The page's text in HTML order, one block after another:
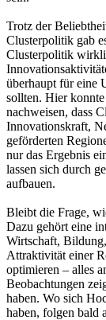
Trotz der
Clusterpolitik gab
Clusterpolitik
überhaupt für eine
sollten. Hier
nachweisen, dass
Innovationskraft,
geförderten
nur das Ergebnis
lassen sich durch
aufbauen.
Bleibt die Frage,
Dazu gehört eine
Wirtschaft,
Attraktivität einer
optimieren – alles
Beobachtungen
haben. Wo sich
haben, folgen bald